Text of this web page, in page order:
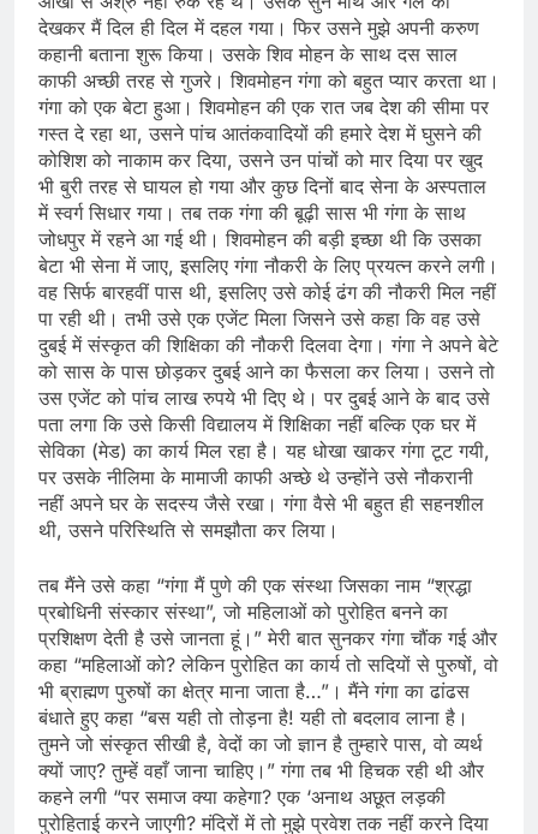
देखकर मैं दिल ही दिल में दहल गया। फिर उसने मुझे अपनी करुण
कहानी बताना शुरू किया। उसके शिव मोहन के साथ दस साल
काफी अच्छी तरह से गुजरे। शिवमोहन गंगा को बहुत प्यार करता था।
गंगा को एक बेटा हुआ। शिवमोहन की एक रात जब देश की सीमा पर
गस्त दे रहा था, उसने पांच आतंकवादियों की हमारे देश में घुसने की
कोशिश को नाकाम कर दिया, उसने उन पांचों को मार दिया पर खुद
भी बुरी तरह से घायल हो गया और कुछ दिनों बाद सेना के अस्पताल
में स्वर्ग सिधार गया। तब तक गंगा की बूढ़ी सास भी गंगा के साथ
जोधपुर में रहने आ गई थी। शिवमोहन की बड़ी इच्छा थी कि उसका
बेटा भी सेना में जाए, इसलिए गंगा नौकरी के लिए प्रयत्न करने लगी।
वह सिर्फ बारहवीं पास थी, इसलिए उसे कोई ढंग की नौकरी मिल नहीं
पा रही थी। तभी उसे एक एजेंट मिला जिसने उसे कहा कि वह उसे
दुबई में संस्कृत की शिक्षिका की नौकरी दिलवा देगा। गंगा ने अपने बेटे
को सास के पास छोड़कर दुबई आने का फैसला कर लिया। उसने तो
उस एजेंट को पांच लाख रुपये भी दिए थे। पर दुबई आने के बाद उसे
पता लगा कि उसे किसी विद्यालय में शिक्षिका नहीं बल्कि एक घर में
सेविका (मेड) का कार्य मिल रहा है। यह धोखा खाकर गंगा टूट गयी,
पर उसके नीलिमा के मामाजी काफी अच्छे थे उन्होंने उसे नौकरानी
नहीं अपने घर के सदस्य जैसे रखा। गंगा वैसे भी बहुत ही सहनशील
थी, उसने परिस्थिति से समझौता कर लिया।
तब मैंने उसे कहा “गंगा मैं पुणे की एक संस्था जिसका नाम “श्रद्धा
प्रबोधिनी संस्कार संस्था”, जो महिलाओं को पुरोहित बनने का
प्रशिक्षण देती है उसे जानता हूं।” मेरी बात सुनकर गंगा चौंक गई और
कहा “महिलाओं को? लेकिन पुरोहित का कार्य तो सदियों से पुरुषों, वो
भी ब्राह्मण पुरुषों का क्षेत्र माना जाता है…”। मैंने गंगा का ढांढस
बंधाते हुए कहा “बस यही तो तोड़ना है! यही तो बदलाव लाना है।
तुमने जो संस्कृत सीखी है, वेदों का जो ज्ञान है तुम्हारे पास, वो व्यर्थ
क्यों जाए? तुम्हें वहाँ जाना चाहिए।” गंगा तब भी हिचक रही थी और
कहने लगी “पर समाज क्या कहेगा? एक ‘अनाथ अछूत लड़की
पुरोहिताई करने जाएगी? मंदिरों में तो मुझे प्रवेश तक नहीं करने दिया